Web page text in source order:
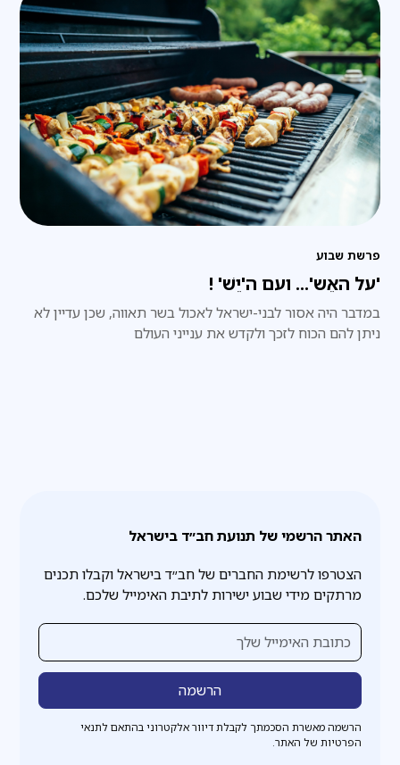
פרשת שבוע
'על האֵש'... ועם ה'יֵשׁ' !
במדבר היה אסור לבני-ישראל לאכול בשר תאווה, שכן עדיין לא
ניתן להם הכוח לזכך ולקדש את ענייני העולם
האתר הרשמי של תנועת חב״ד בישראל
הצטרפו לרשימת החברים של חב״ד בישראל וקבלו תכנים
מרתקים מידי שבוע ישירות לתיבת האימייל שלכם.
הרשמה מאשרת הסכמתך לקבלת דיוור אלקטרוני בהתאם לתנאי
הפרטיות של האתר.